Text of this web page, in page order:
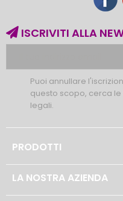
ISCRIVITI ALLA
Puoi annullare
questo scopo, cerca
legali.
PRODOTTI
LA NOSTRA AZIENDA